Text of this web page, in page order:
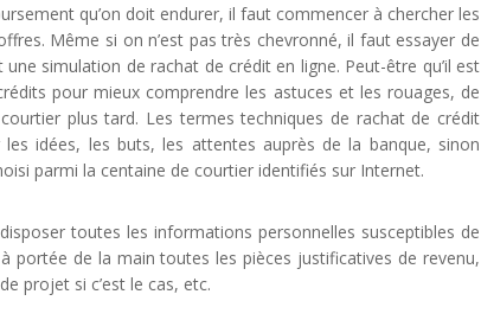
qu’on doit endurer, il faut commencer à chercher les
Même si on n’est pas très chevronné, il faut essayer de
simulation de rachat de crédit en ligne. Peut-être qu’il est
pour mieux comprendre les astuces et les rouages, de
plus tard. Les termes techniques de rachat de crédit
idées, les buts, les attentes auprès de la banque, sinon
parmi la centaine de courtier identifiés sur Internet.
toutes les informations personnelles susceptibles de
portée de la main toutes les pièces justificatives de revenu,
projet si c’est le cas, etc.